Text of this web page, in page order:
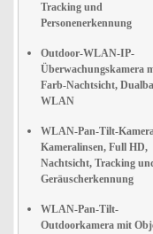
Tracking und
Personenerkennung
Outdoor-WLAN-IP-
Überwachungskamera
Farb-Nachtsicht,
WLAN
WLAN-Pan-Tilt-
Kameralinsen, Full HD,
Nachtsicht, Tracking
Geräuscherkennung
WLAN-Pan-Tilt-
Outdoorkamera mit